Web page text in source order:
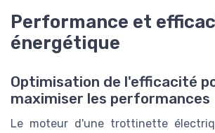
Performance et
énergétique
Optimisation de l'efficacité
maximiser les performances
Le moteur d'une trottinette